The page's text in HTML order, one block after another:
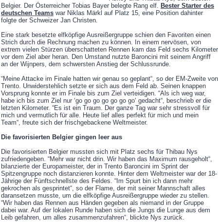
Belgier. Der Österreicher Tobias Bayer belegte Rang elf. Bester Starter des
deutschen Teams war Niklas Märkl auf Platz 15, eine Position dahinter
folgte der Schweizer Jan Christen.
Eine stark besetzte elfköpfige Ausreißergruppe schien den Favoriten einen
Strich durch die Rechnung machen zu können. In einem nervösen, von
extrem vielen Stürzen überschatteten Rennen kam das Feld sechs Kilometer
vor dem Ziel aber heran. Den Umstand nutzte Baroncini mit seinem Angriff
an der Wijnpers, dem schwersten Anstieg der Schlussrunde.
“Meine Attacke im Finale hatten wir genau so geplant“, so der EM-Zweite von
Trento. Unwiderstehlich setzte er sich aus dem Feld ab. Seinen knappen
Vorsprung konnte er im Finale bis zum Ziel verteidigen. “Als ich weg war,
habe ich bis zum Ziel nur ‘go go go go go go go‘ gedacht“, beschrieb er die
letzten Kilometer. “Es ist ein Traum. Der ganze Tag war sehr stressvoll für
mich und vermutlich für alle. Heute lief alles perfekt für mich und mein
Team“, freute sich der frischgebackene Weltmeister.
Die favorisierten Belgier gingen leer aus
Die favorisierten Belgier mussten sich mit Platz sechs für Thibau Nys
zufriedengeben. “Mehr war nicht drin. Wir haben das Maximum rausgeholt“,
bilanzierte der Europameister, der in Trento Baroncini im Sprint der
Spitzengruppe noch distanzieren konnte. Hinter dem Weltmeister war der 18-
Jährige der Fünftschnellste des Feldes. “Im Spurt bin ich dann mehr
gekrochen als gesprintet“, so der Flame, der mit seiner Mannschaft alles
daransetzen musste, um die elfköpfige Ausreißergruppe wieder zu stellen.
“Wir haben das Rennen aus Händen gegeben als niemand in der Gruppe
dabei war. Auf der lokalen Runde haben sich die Jungs die Lunge aus dem
Leib gefahren, um alles zusammenzufahren“, blickte Nys zurück.